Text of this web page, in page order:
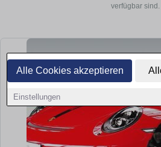
Alle Cookies akzeptieren
Einstellungen
verfügbar sind.